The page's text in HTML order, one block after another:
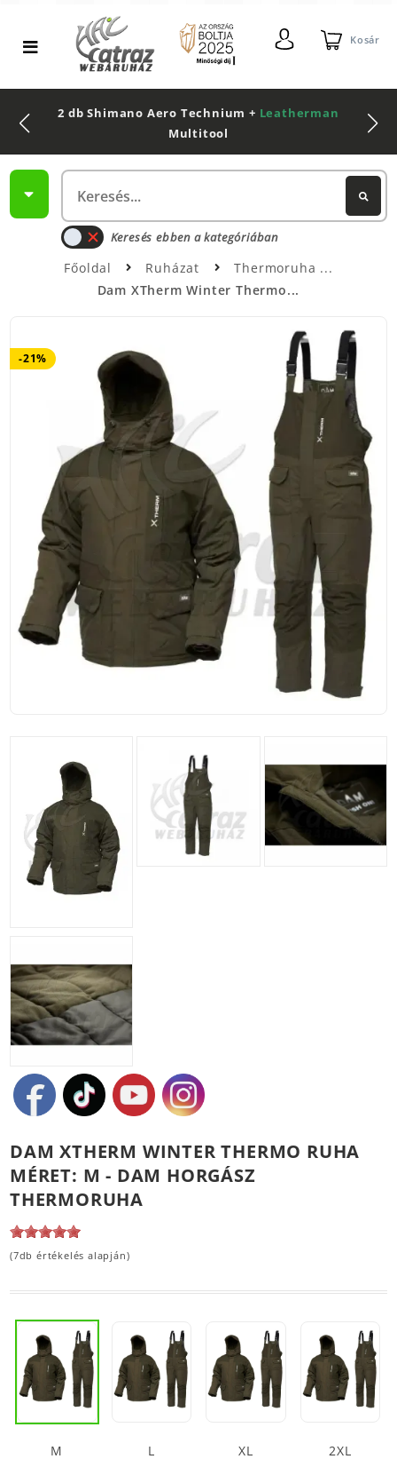
Kosár
2 db Shimano Aero Technium + Leatherman
Multitool
Keresés ebben a kategóriában
Főoldal Ruházat
Thermoruha
Dam XTherm Winter Thermo...
-21%
DAM XTHERM WINTER THERMO RUHA
MÉRET: M - DAM HORGÁSZ
THERMORUHA
(7db értékelés alapján)
M L XL 2XL